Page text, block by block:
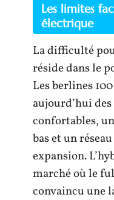
Les limites
électrique
La difficulté
réside dans le
Les berlines
aujourd’hui
confortables,
bas et un
expansion.
marché où le
convaincu une